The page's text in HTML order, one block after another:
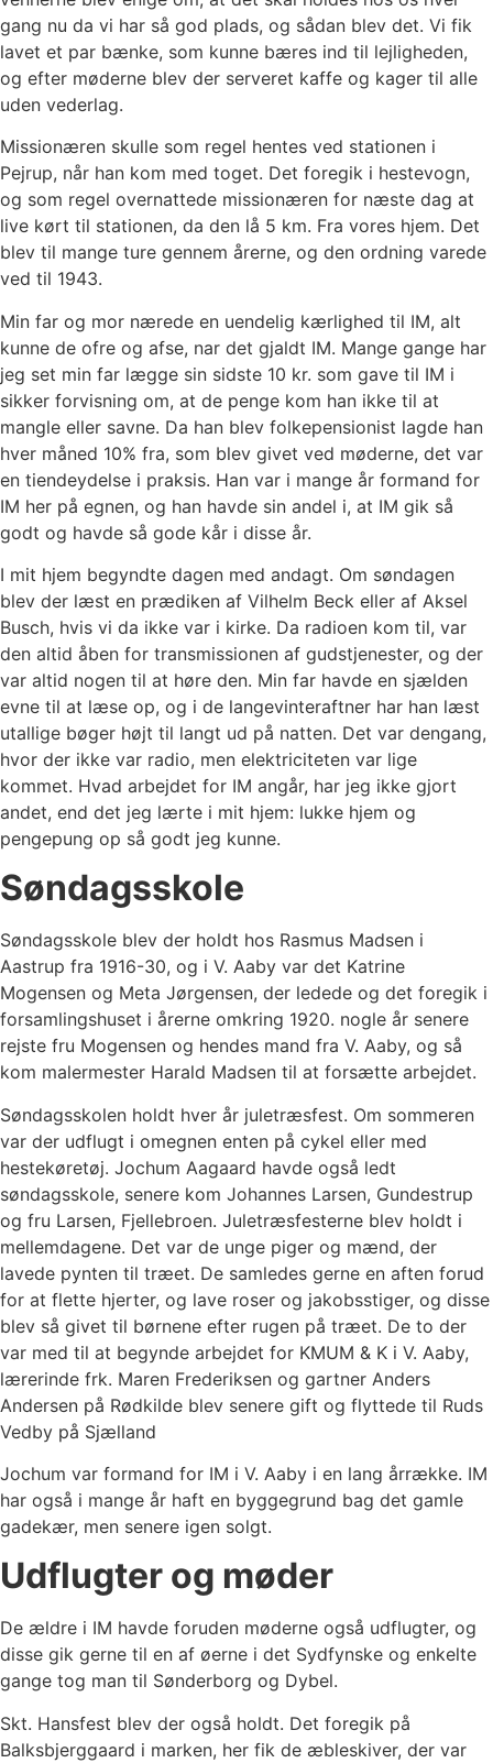
gang nu da vi har så god plads, og sådan blev det. Vi fik
lavet et par bænke, som kunne bæres ind til lejligheden,
og efter møderne blev der serveret kaffe og kager til alle
uden vederlag.
Missionæren skulle som regel hentes ved stationen i
Pejrup, når han kom med toget. Det foregik i hestevogn,
og som regel overnattede missionæren for næste dag at
live kørt til stationen, da den lå 5 km. Fra vores hjem. Det
blev til mange ture gennem årerne, og den ordning varede
ved til 1943.
Min far og mor nærede en uendelig kærlighed til IM, alt
kunne de ofre og afse, nar det gjaldt IM. Mange gange har
jeg set min far lægge sin sidste 10 kr. som gave til IM i
sikker forvisning om, at de penge kom han ikke til at
mangle eller savne. Da han blev folkepensionist lagde han
hver måned 10% fra, som blev givet ved møderne, det var
en tiendeydelse i praksis. Han var i mange år formand for
IM her på egnen, og han havde sin andel i, at IM gik så
godt og havde så gode kår i disse år.
I mit hjem begyndte dagen med andagt. Om søndagen
blev der læst en prædiken af Vilhelm Beck eller af Aksel
Busch, hvis vi da ikke var i kirke. Da radioen kom til, var
den altid åben for transmissionen af gudstjenester, og der
var altid nogen til at høre den. Min far havde en sjælden
evne til at læse op, og i de langevinteraftner har han læst
utallige bøger højt til langt ud på natten. Det var dengang,
hvor der ikke var radio, men elektriciteten var lige
kommet. Hvad arbejdet for IM angår, har jeg ikke gjort
andet, end det jeg lærte i mit hjem: lukke hjem og
pengepung op så godt jeg kunne.
Søndagsskole
Søndagsskole blev der holdt hos Rasmus Madsen i
Aastrup fra 1916-30, og i V. Aaby var det Katrine
Mogensen og Meta Jørgensen, der ledede og det foregik i
forsamlingshuset i årerne omkring 1920. nogle år senere
rejste fru Mogensen og hendes mand fra V. Aaby, og så
kom malermester Harald Madsen til at forsætte arbejdet.
Søndagsskolen holdt hver år juletræsfest. Om sommeren
var der udflugt i omegnen enten på cykel eller med
hestekøretøj. Jochum Aagaard havde også ledt
søndagsskole, senere kom Johannes Larsen, Gundestrup
og fru Larsen, Fjellebroen. Juletræsfesterne blev holdt i
mellemdagene. Det var de unge piger og mænd, der
lavede pynten til træet. De samledes gerne en aften forud
for at flette hjerter, og lave roser og jakobsstiger, og disse
blev så givet til børnene efter rugen på træet. De to der
var med til at begynde arbejdet for KMUM & K i V. Aaby,
lærerinde frk. Maren Frederiksen og gartner Anders
Andersen på Rødkilde blev senere gift og flyttede til Ruds
Vedby på Sjælland
Jochum var formand for IM i V. Aaby i en lang årrække. IM
har også i mange år haft en byggegrund bag det gamle
gadekær, men senere igen solgt.
Udflugter og møder
De ældre i IM havde foruden møderne også udflugter, og
disse gik gerne til en af øerne i det Sydfynske og enkelte
gange tog man til Sønderborg og Dybel.
Skt. Hansfest blev der også holdt. Det foregik på
Balksbjerggaard i marken, her fik de æbleskiver, der var